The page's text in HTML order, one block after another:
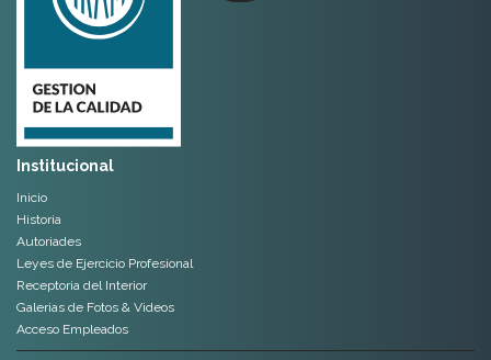
Institucional
Inicio
Historia
Autoriades
Leyes de Ejercicio Profesional
Receptoria del Interior
Galerias de Fotos & Videos
Acceso Empleados